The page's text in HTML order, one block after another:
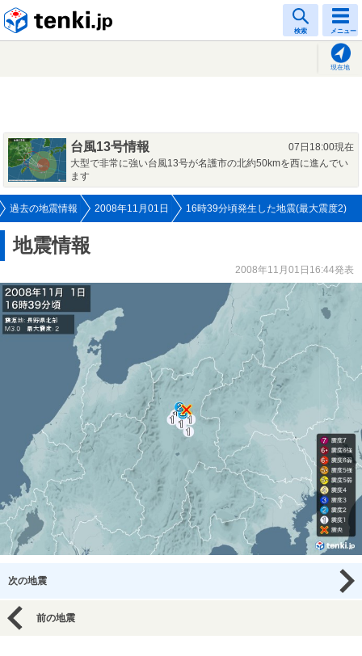
検索 メニュー
現在地
台風13号情報
07日18:00現在
大型で非常に強い台風13号が名護市の北約50kmを西に進んでい
ます
過去の地震情報 2008年11月01日 16時39分頃発生した地震(最大震度2)
地震情報
2008年11月01日16:44発表
次の地震
前の地震